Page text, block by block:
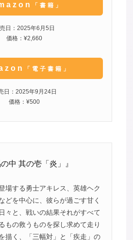
「書籍」
日：2025年6月5日
価格：¥2,660
「電子書籍」
日：2025年9月24日
価格：¥500
の中 其の壱「炎」』
場する勇士アキレス、英雄ヘク
どを中心に、彼らが過ごす甘く
々と、戦いの結果それがすべて
もの救うものを探し求めて走り
描く、「三幅対」と「疾走」の